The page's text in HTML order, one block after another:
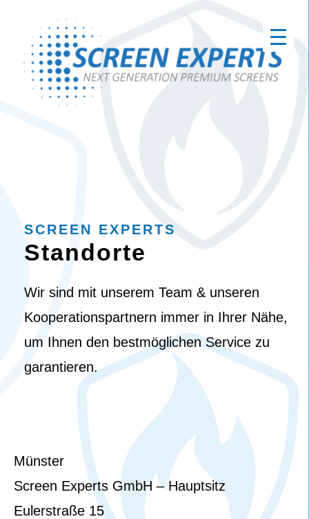
SCREEN EXPERTS
Standorte
Wir sind mit unserem Team & unseren
Kooperationspartnern immer in Ihrer Nähe,
um Ihnen den bestmöglichen Service zu
garantieren.
Münster
Screen Experts GmbH – Hauptsitz
Eulerstraße 15